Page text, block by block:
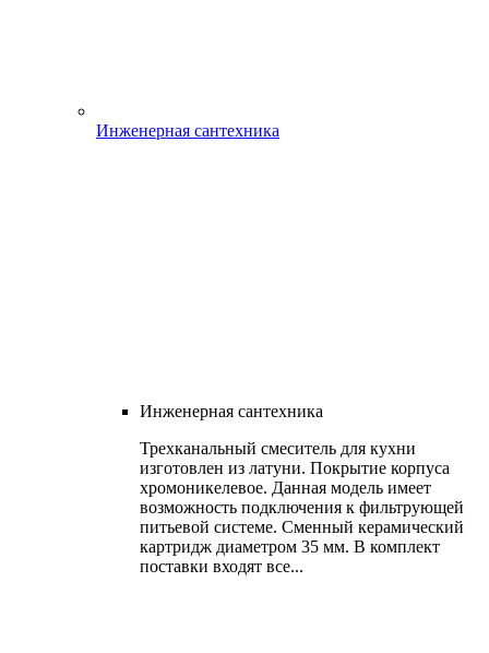
Инженерная сантехника
Инженерная сантехника
Трехканальный смеситель для кухни
изготовлен из латуни. Покрытие корпуса
хромоникелевое. Данная модель имеет
возможность подключения к фильтрующей
питьевой системе. Сменный керамический
картридж диаметром 35 мм. В комплект
поставки входят все...